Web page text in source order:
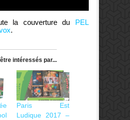
la couverture du PEL
.
intéressés par...
Paris Est
Ludique 2017 –